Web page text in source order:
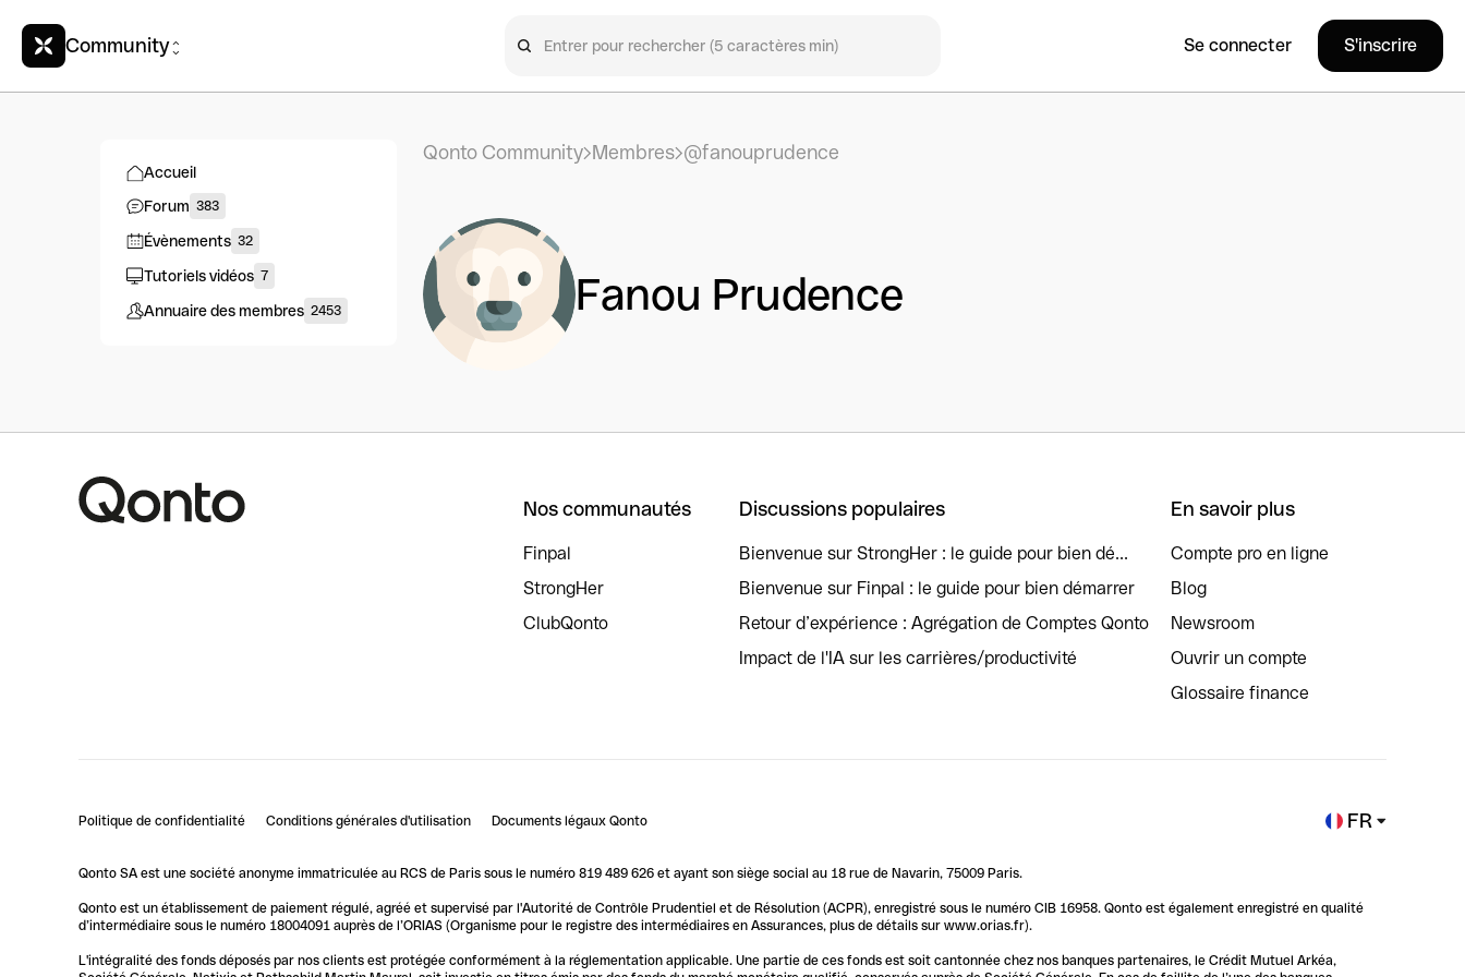
Community Se connecter S'inscrire
Accueil
Forum 383
Évènements 32
Tutoriels vidéos 7
Annuaire des membres 2453
Qonto Community Membres @fanouprudence
Fanou Prudence
Nos communautés
Finpal
StrongHer
ClubQonto
Discussions populaires
Bienvenue sur StrongHer : le guide pour bien dé...
Bienvenue sur Finpal : le guide pour bien démarrer
Retour d’expérience : Agrégation de Comptes Qonto
Impact de l'IA sur les carrières/productivité
En savoir plus
Compte pro en ligne
Blog
Newsroom
Ouvrir un compte
Glossaire finance
Politique de confidentialité Conditions générales d'utilisation Documents légaux Qonto FR
Qonto SA est une société anonyme immatriculée au RCS de Paris sous le numéro 819 489 626 et ayant son siège social au 18 rue de Navarin, 75009 Paris.
Qonto est un établissement de paiement régulé, agréé et supervisé par l'Autorité de Contrôle Prudentiel et de Résolution (ACPR), enregistré sous le numéro CIB 16958. Qonto est également enregistré en qualité
d’intermédiaire sous le numéro 18004091 auprès de l’ORIAS (Organisme pour le registre des intermédiaires en Assurances, plus de détails sur www.orias.fr).
L'intégralité des fonds déposés par nos clients est protégée conformément à la réglementation applicable. Une partie de ces fonds est soit cantonnée chez nos banques partenaires, le Crédit Mutuel Arkéa,